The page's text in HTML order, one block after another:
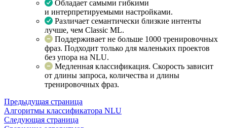
Обладает самыми гибкими
и интерпретируемыми настройками.
Различает семантически близкие интенты
лучше, чем Classic ML.
Поддерживает не больше 1000 тренировочных
фраз. Подходит только для маленьких проектов
без упора на NLU.
Медленная классификация. Скорость зависит
от длины запроса, количества и длины
тренировочных фраз.
Предыдущая страница
Алгоритмы классификатора NLU
Следующая страница